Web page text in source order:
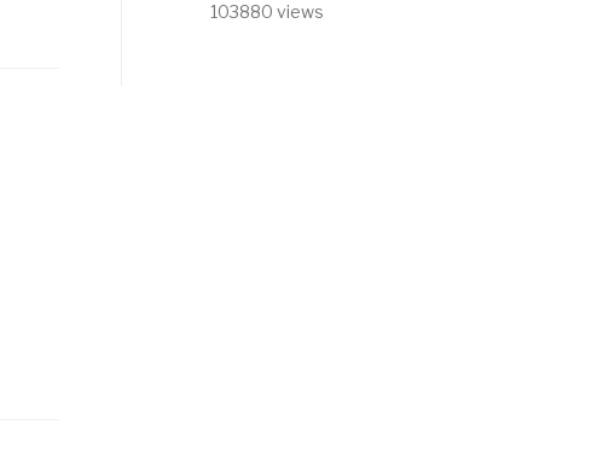
103880 views